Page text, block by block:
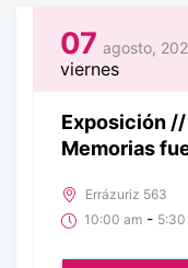
07 agosto,
viernes
Exposición
Memorias
Errázuriz 563
10:00 am - 5:30